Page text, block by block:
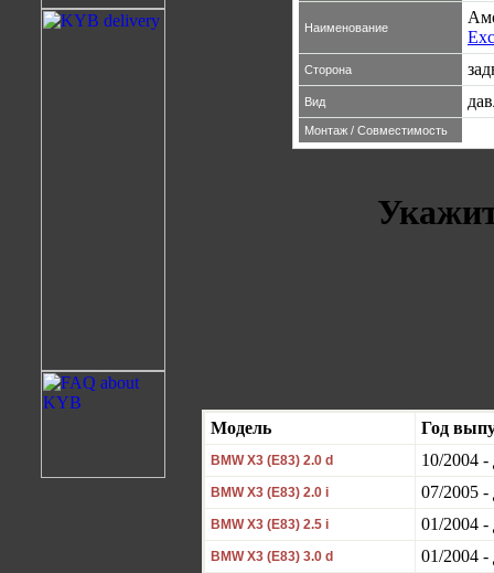
Наименование
Сторона
Вид
Монтаж / Совместимость
Модель Год
BMW X3 (E83) 2.0 d 10/2004 -
BMW X3 (E83) 2.0 i 07/2005 -
BMW X3 (E83) 2.5 i 01/2004 -
BMW X3 (E83) 3.0 d 01/2004 -